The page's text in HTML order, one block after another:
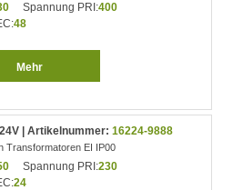
Spannung PRI:400
48
Mehr
24V | Artikelnummer:16224-9888
Transformatoren EI IP00
Spannung PRI:230
24